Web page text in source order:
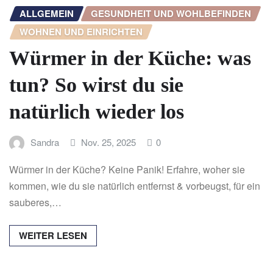
ALLGEMEIN
GESUNDHEIT UND WOHLBEFINDEN
WOHNEN UND EINRICHTEN
Würmer in der Küche: was
tun? So wirst du sie
natürlich wieder los
Sandra Nov. 25, 2025 0
Würmer in der Küche? Keine Panik! Erfahre, woher sie
kommen, wie du sie natürlich entfernst & vorbeugst, für ein
sauberes,…
WEITER LESEN